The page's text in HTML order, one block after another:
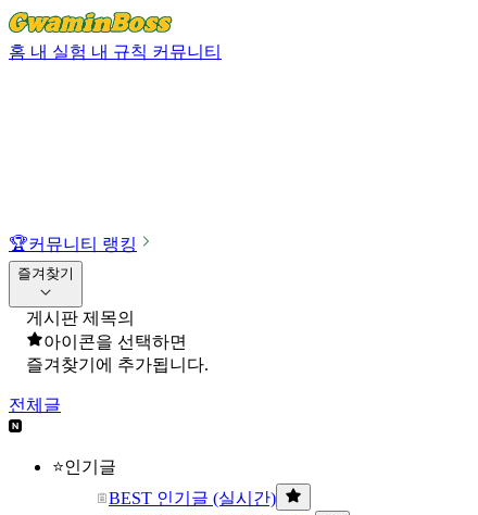
홈 내 실험 내 규칙 커뮤니티
🏆커뮤니티 랭킹
즐겨찾기
게시판 제목의
아이콘을 선택하면
즐겨찾기에 추가됩니다.
전체글
⭐인기글
BEST 인기글 (실시간)